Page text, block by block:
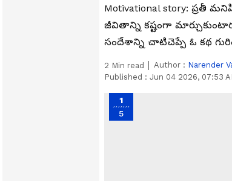
Motivational story:
జీవితాన్ని క‌ష్టంగా
సందేశాన్ని చాటిచెప్పే ఓ క‌థ
2 Min read Author : Narender
Published : Jun 04 2026, 07:53
1
5